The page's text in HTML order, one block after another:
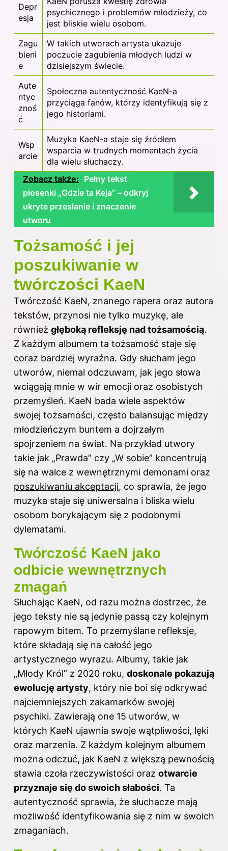
Depr
esja
psychicznego i problemów młodzieży, co
jest bliskie wielu osobom.
Zagu
bieni
e
W takich utworach artysta ukazuje
poczucie zagubienia młodych ludzi w
dzisiejszym świecie.
Aute
ntyc
znoś
ć
Społeczna autentyczność KaeN-a
przyciąga fanów, którzy identyfikują się z
jego historiami.
Wsp
arcie
Muzyka KaeN-a staje się źródłem
wsparcia w trudnych momentach życia
dla wielu słuchaczy.
Zobacz także: Pełny tekst
piosenki „Gdzie ta Keja” – odkryj
ukryte przesłanie i znaczenie
utworu
Tożsamość i jej
poszukiwanie w
twórczości KaeN
Twórczość KaeN, znanego rapera oraz autora
tekstów, przynosi nie tylko muzykę, ale
również głęboką refleksję nad tożsamością.
Z każdym albumem ta tożsamość staje się
coraz bardziej wyraźna. Gdy słucham jego
utworów, niemal odczuwam, jak jego słowa
wciągają mnie w wir emocji oraz osobistych
przemyśleń. KaeN bada wiele aspektów
swojej tożsamości, często balansując między
młodzieńczym buntem a dojrzałym
spojrzeniem na świat. Na przykład utwory
takie jak „Prawda” czy „W sobie” koncentrują
się na walce z wewnętrznymi demonami oraz
poszukiwaniu akceptacji, co sprawia, że jego
muzyka staje się uniwersalna i bliska wielu
osobom borykającym się z podobnymi
dylematami.
Twórczość KaeN jako
odbicie wewnętrznych
zmagań
Słuchając KaeN, od razu można dostrzec, że
jego teksty nie są jedynie passą czy kolejnym
rapowym bitem. To przemyślane refleksje,
które składają się na całość jego
artystycznego wyrazu. Albumy, takie jak
„Młody Król” z 2020 roku, doskonale pokazują
ewolucję artysty, który nie boi się odkrywać
najciemniejszych zakamarków swojej
psychiki. Zawierają one 15 utworów, w
których KaeN ujawnia swoje wątpliwości, lęki
oraz marzenia. Z każdym kolejnym albumem
można odczuć, jak KaeN z większą pewnością
stawia czoła rzeczywistości oraz otwarcie
przyznaje się do swoich słabości. Ta
autentyczność sprawia, że słuchacze mają
możliwość identyfikowania się z nim w swoich
zmaganiach.